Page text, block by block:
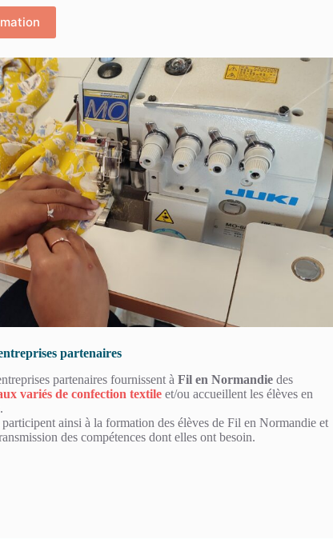
partenaires
partenaires fournissent à Fil en Normandie des
variés de confection textile et/ou accueillent les élèves en
ainsi à la formation des élèves de Fil en Normandie et
des compétences dont elles ont besoin.